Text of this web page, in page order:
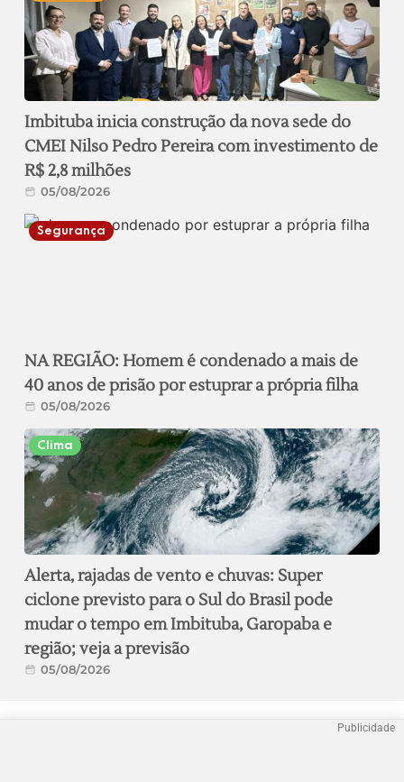
Imbituba inicia construção da nova sede do
CMEI Nilso Pedro Pereira com investimento de
R$ 2,8 milhões
05/08/2026
Segurança
NA REGIÃO: Homem é condenado a mais de
40 anos de prisão por estuprar a própria filha
05/08/2026
Clima
Alerta, rajadas de vento e chuvas: Super
ciclone previsto para o Sul do Brasil pode
mudar o tempo em Imbituba, Garopaba e
região; veja a previsão
05/08/2026
Publicidade